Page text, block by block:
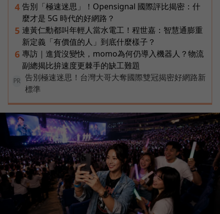
4 告別「極速迷思」！Opensignal 國際評比揭密：什
麼才是 5G 時代的好網路？
5 連黃仁勳都叫年輕人當水電工！程世嘉：智慧通膨重
新定義「有價值的人」到底什麼樣子？
6 專訪｜進貨沒變快，momo為何仍導入機器人？物流
副總揭比拚速度更棘手的缺工難題
PR
告別極速迷思！台灣大哥大奪國際雙冠揭密好網路新
標準